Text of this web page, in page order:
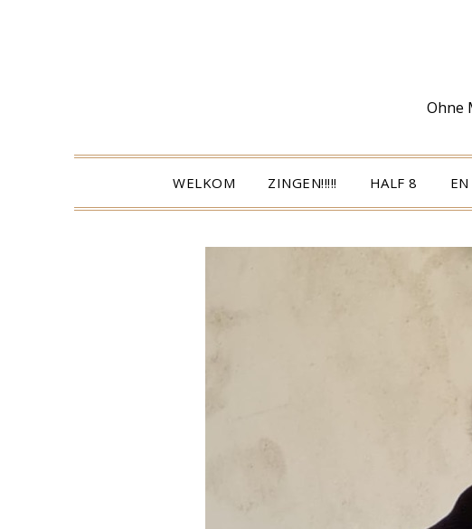
Ohne
WELKOM ZINGEN!!!!! HALF 8